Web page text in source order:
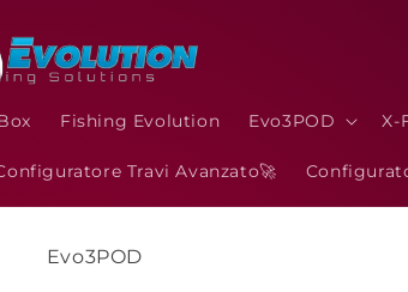
Fishing Evolution Evo3POD X-
Travi Avanzato🚀
Evo3POD